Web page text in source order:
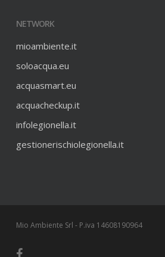
NETWORK
mioambiente.it
soloacqua.eu
acquasmart.eu
acquacheckup.it
infolegionella.it
gestionerischiolegionella.it
Mio Ambiente Srl - P.iva 14608190964
facebook